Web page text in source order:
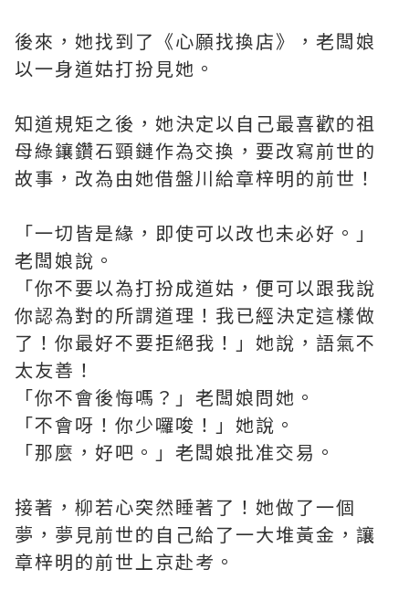
後來，她找到了《心願找換店》，老闆娘
以一身道姑打扮見她。
知道規矩之後，她決定以自己最喜歡的祖
母綠鑲鑽石頸鏈作為交換，要改寫前世的
故事，改為由她借盤川給章梓明的前世！
「一切皆是緣，即使可以改也未必好。」
老闆娘說。
「你不要以為打扮成道姑，便可以跟我說
你認為對的所謂道理！我已經決定這樣做
了！你最好不要拒絕我！」她說，語氣不
太友善！
「你不會後悔嗎？」老闆娘問她。
「不會呀！你少囉唆！」她說。
「那麼，好吧。」老闆娘批准交易。
接著，柳若心突然睡著了！她做了一個
夢，夢見前世的自己給了一大堆黃金，讓
章梓明的前世上京赴考。